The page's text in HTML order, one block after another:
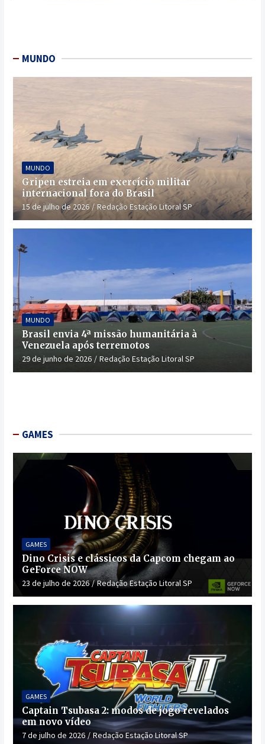
MUNDO
MUNDO
Gripen estreia em exercício militar
internacional fora do Brasil
15 de julho de 2026 Redação Estação Litoral SP
MUNDO
Brasil envia 4ª missão humanitária à
Venezuela após terremotos
29 de junho de 2026 Redação Estação Litoral SP
GAMES
GAMES
Dino Crisis e clássicos da Capcom chegam ao
GeForce NOW
23 de julho de 2026 Redação Estação Litoral SP
GAMES
Captain Tsubasa 2: modos de jogo revelados
em novo vídeo
7 de julho de 2026 Redação Estação Litoral SP